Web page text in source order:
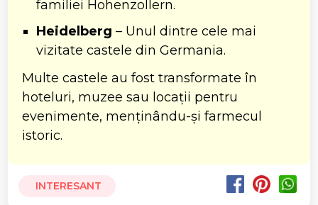
familiei Hohenzollern.
Heidelberg – Unul dintre cele mai
vizitate castele din Germania.
Multe castele au fost transformate în
hoteluri, muzee sau locații pentru
evenimente, menținându-și farmecul
istoric.
INTERESANT